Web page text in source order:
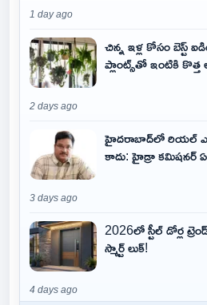
1 day ago
చిన్న ఇళ్ల కోసం
ప్లాంట్స్‌తో ఇంటికి కొత్త
2 days ago
హైదరాబాద్‌లో రియల్
కాదు: హైడ్రా కమిషనర్
3 days ago
2026లో స్టీల్ డోర్ల
స్మార్ట్ లుక్!
4 days ago